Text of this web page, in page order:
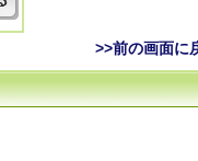
>>前の画面に